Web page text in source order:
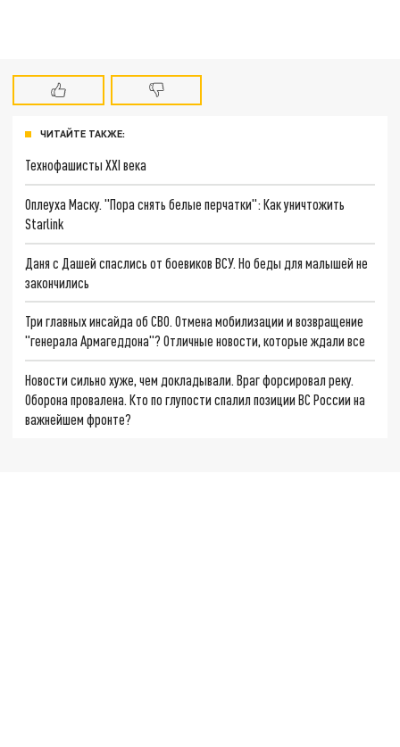
ЧИТАЙТЕ ТАКЖЕ:
Технофашисты XXI века
Оплеуха Маску. "Пора снять белые перчатки": Как уничтожить
Starlink
Даня с Дашей спаслись от боевиков ВСУ. Но беды для малышей не
закончились
Три главных инсайда об СВО. Отмена мобилизации и возвращение
"генерала Армагеддона"? Отличные новости, которые ждали все
Новости сильно хуже, чем докладывали. Враг форсировал реку.
Оборона провалена. Кто по глупости спалил позиции ВС России на
важнейшем фронте?